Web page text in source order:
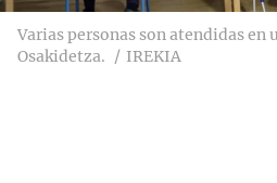
Varias personas son atendidas en
Osakidetza.
IREKIA